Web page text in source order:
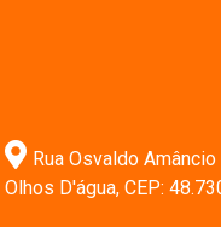
Rua Osvaldo Amâncio
Olhos D'água, CEP: